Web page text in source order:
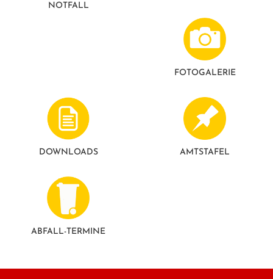
NOTFALL
FOTO­GALERIE
DOWNLOADS AMTSTAFEL
ABFALL-TERMINE